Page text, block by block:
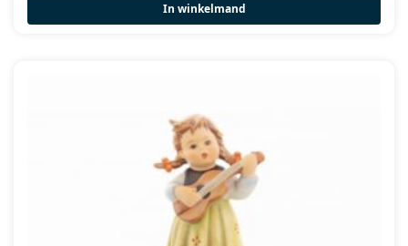
In winkelmand